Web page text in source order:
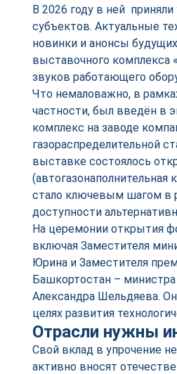
В 2026 году в ней
субъектов. Актуальные
новинки и анонсы
выставочного комплекса
звуков работающего
Что немаловажно, в
частности, был введён в
комплекс на заводе
газораспределительной
выставке состоялось
(автогазонаполнительная
стало ключевым шагом в
доступности
На церемонии открытия
включая Заместителя
Юрина и Заместителя
Башкортостан –
Александра Шельдяева.
целях развития
Отрасли нужны
Свой вклад в упрочение
активно вносят